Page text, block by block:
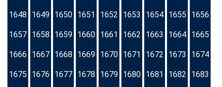
1648 1649 1650 1651 1652 1653 1654 1655 1656
1657 1658 1659 1660 1661 1662 1663 1664 1665
1666 1667 1668 1669 1670 1671 1672 1673 1674
1675 1676 1677 1678 1679 1680 1681 1682 1683